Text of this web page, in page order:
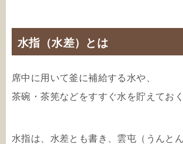
水指（水差）とは
席中に用いて釜に補給する水や、
茶碗・茶筅などをすすぐ水を貯えてお
水指は、水差とも書き、雲屯（うんと